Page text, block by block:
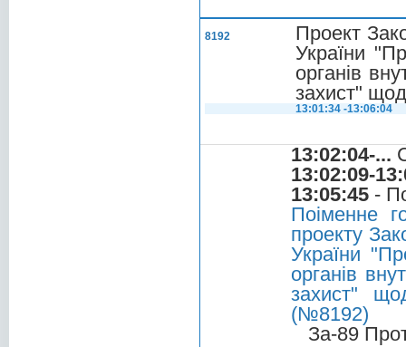
8192
Проект
України
органів
захист"
13:01:34 -13:06:04
13:02:04-...
13:02:09-
13:05:45 -
Поіменне
проекту
України
органів
захист"
(№8192)
За-89